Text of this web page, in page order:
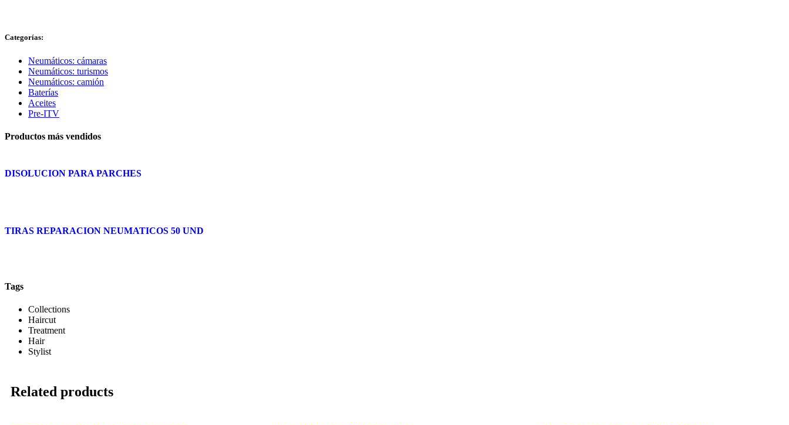
Categorías:
Neumáticos: cámaras
Neumáticos: turismos
Neumáticos: camión
Baterías
Aceites
Pre-ITV
Productos más vendidos
DISOLUCION PARA PARCHES
TIRAS REPARACION NEUMATICOS 50 UND
Tags
Collections
Haircut
Treatment
Hair
Stylist
Related products